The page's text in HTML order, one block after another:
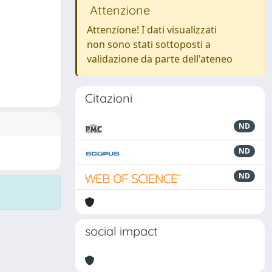
Attenzione
Attenzione! I dati visualizzati
non sono stati sottoposti a
validazione da parte dell'ateneo
Citazioni
ND
ND
ND
social impact